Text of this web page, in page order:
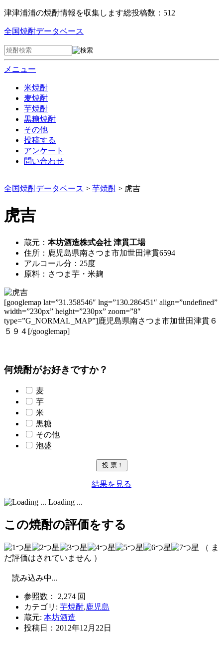
津津浦浦の焼酎情報を収集します総投稿数：512
全国焼酎データベース
メニュー
米焼酎
麦焼酎
芋焼酎
黒糖焼酎
その他
投稿する
アンケート
問い合わせ
全国焼酎データベース > 芋焼酎 > 虎吉
虎吉
蔵元： 本坊酒造株式会社 津貫工場
住所：鹿児島県南さつま市加世田津貫6594
アルコール分：25度
原料：さつま芋・米麹
[googlemap lat=”31.358546″ lng=”130.286451″ align=”undefined”
width=”230px” height=”230px” zoom=”8″
type=”G_NORMAL_MAP”]鹿児島県南さつま市加世田津貫６
５９４[/googlemap]
何焼酎がお好きですか？
麦
芋
米
黒糖
その他
泡盛
結果を見る
Loading ...
この焼酎の評価をする
（ ま
だ評価はされていません ）
読み込み中...
参照数： 2,274 回
カテゴリ: 芋焼酎,鹿児島
蔵元: 本坊酒造
投稿日： 2012年12月22日